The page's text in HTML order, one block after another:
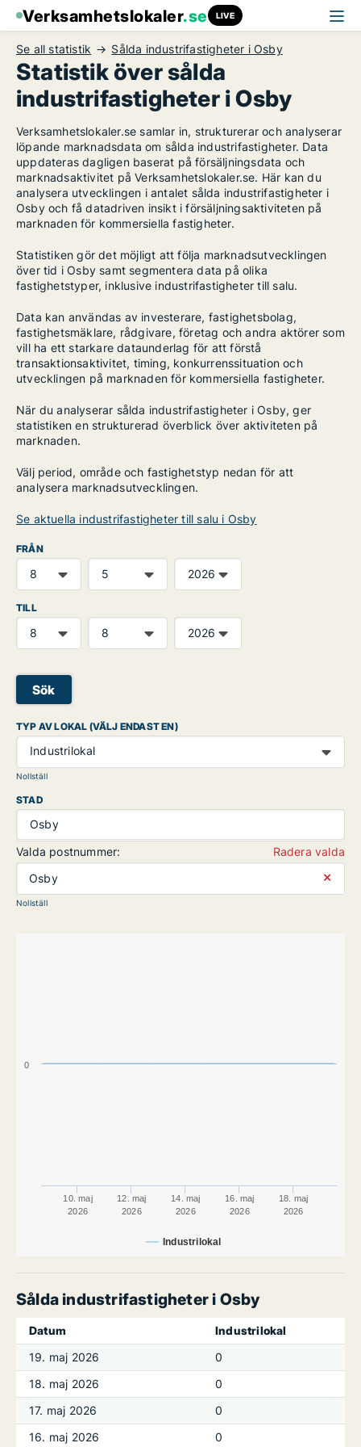
Verksamhetslokaler.se LIVE
Se all statistik Sålda industrifastigheter i Osby
Statistik över sålda
industrifastigheter i Osby
Verksamhetslokaler.se samlar in, strukturerar och analyserar
löpande marknadsdata om sålda industrifastigheter. Data
uppdateras dagligen baserat på försäljningsdata och
marknadsaktivitet på Verksamhetslokaler.se. Här kan du
analysera utvecklingen i antalet sålda industrifastigheter i
Osby och få datadriven insikt i försäljningsaktiviteten på
marknaden för kommersiella fastigheter.
Statistiken gör det möjligt att följa marknadsutvecklingen
över tid i Osby samt segmentera data på olika
fastighetstyper, inklusive industrifastigheter till salu.
Data kan användas av investerare, fastighetsbolag,
fastighetsmäklare, rådgivare, företag och andra aktörer som
vill ha ett starkare dataunderlag för att förstå
transaktionsaktivitet, timing, konkurrenssituation och
utvecklingen på marknaden för kommersiella fastigheter.
När du analyserar sålda industrifastigheter i Osby, ger
statistiken en strukturerad överblick över aktiviteten på
marknaden.
Välj period, område och fastighetstyp nedan för att
analysera marknadsutvecklingen.
Se aktuella industrifastigheter till salu i Osby
FRÅN
TILL
Sök
TYP AV LOKAL (VÄLJ ENDAST EN)
Industrilokal
Nollställ
STAD
Osby
Valda postnummer:
Radera valda
Osby
⨯
Nollställ
Industrilokal
10. maj
2026
12. maj
2026
14. maj
2026
16. maj
2026
18. maj
2026
0
Sålda industrifastigheter i Osby
Datum
Industrilokal
19. maj 2026
0
18. maj 2026
0
17. maj 2026
0
16. maj 2026
0